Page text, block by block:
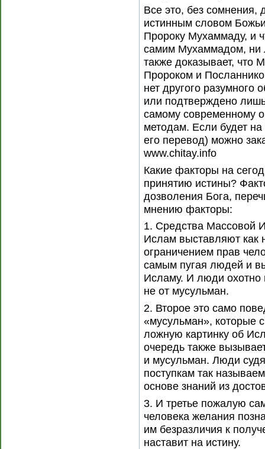
Все это, без сомнения,
истинным словом
Пророку Мухаммаду, и
самим Мухаммадом, ни
также доказывает, что
Пророком и
нет другого разумного
или подтверждено
самому современному
методам. Если будет
его перевод) можно
www.chitay.info
Какие факторы на
принятию истины?
дозволения Бога,
мнению факторы:
1. Средства Массовой
Ислам выставляют как
ограничением прав
самым пугая людей и
Исламу. И люди охотно
не от мусульман.
2. Второе это само
«мусульман», которые
ложную картинку об
очередь также
и мусульман. Люди
поступкам так
основе знаний из
3. И третье пожалую
человека желания
им безразличия к
наставит на истину.